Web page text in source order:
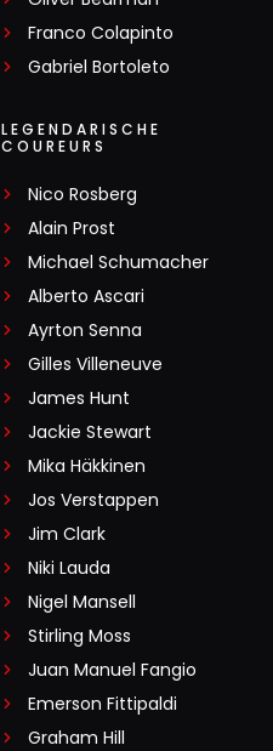
Franco Colapinto
Gabriel Bortoleto
LEGENDARISCHE
COUREURS
Nico Rosberg
Alain Prost
Michael Schumacher
Alberto Ascari
Ayrton Senna
Gilles Villeneuve
James Hunt
Jackie Stewart
Mika Häkkinen
Jos Verstappen
Jim Clark
Niki Lauda
Nigel Mansell
Stirling Moss
Juan Manuel Fangio
Emerson Fittipaldi
Graham Hill